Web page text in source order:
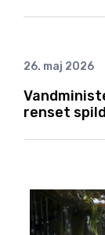
26. maj 2026
renset